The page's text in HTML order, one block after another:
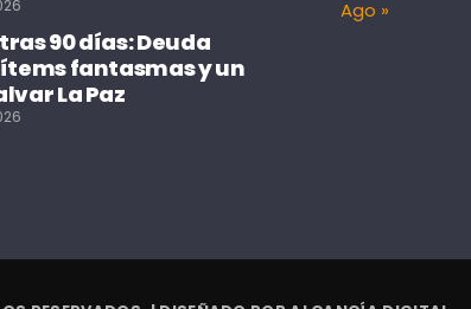
90 días: Deuda
fantasmas y un
La Paz
Ago »